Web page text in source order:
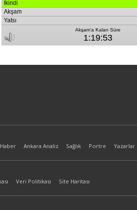
Ankara Analiz Sağlık Portre Yazarlar
Veri Politikası Site Haritası